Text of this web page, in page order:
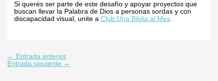
Si querés ser parte de este desafío y apoyar proyectos que
buscan llevar la Palabra de Dios a personas sordas y con
discapacidad visual, unite a Club Una Biblia al Mes.
← Entrada anterior
Entrada siguiente →